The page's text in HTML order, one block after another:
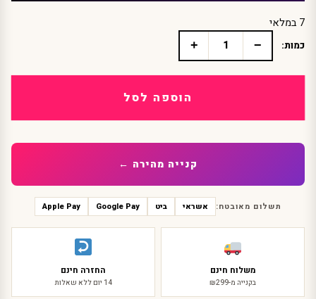
7 במלאי
כמות
מסכת
פנים
מסכת
כמות: −
+
הוספה לסל
קנייה מהירה ←
תשלום מאובטח: אשראי ביט Google Pay
Apple Pay
משלוח חינם
בקנייה מ-₪299
החזרה חינם
14 יום ללא שאלות